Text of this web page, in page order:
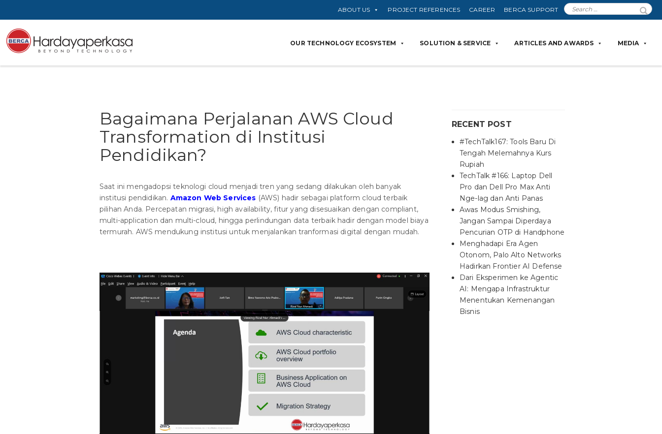
ABOUT US PROJECT REFERENCES CAREER BERCA SUPPORT
OUR TECHNOLOGY ECOSYSTEM SOLUTION & SERVICE ARTICLES AND AWARDS MEDIA
Bagaimana Perjalanan AWS Cloud
Transformation di Institusi
Pendidikan?
Saat ini mengadopsi teknologi cloud menjadi tren yang sedang dilakukan oleh banyak
institusi pendidikan. Amazon Web Services (AWS) hadir sebagai platform cloud terbaik
pilihan Anda. Percepatan migrasi, high availability, fitur yang disesuaikan dengan compliant,
multi-application dan multi-cloud, hingga perlindungan data terbaik hadir dengan model biaya
termurah. AWS mendukung institusi untuk menjalankan tranformasi digital dengan mudah.
RECENT POST
#TechTalk167: Tools Baru Di
Tengah Melemahnya Kurs
Rupiah
TechTalk #166: Laptop Dell
Pro dan Dell Pro Max Anti
Nge-lag dan Anti Panas
Awas Modus Smishing,
Jangan Sampai Diperdaya
Pencurian OTP di Handphone
Menghadapi Era Agen
Otonom, Palo Alto Networks
Hadirkan Frontier AI Defense
Dari Eksperimen ke Agentic
AI: Mengapa Infrastruktur
Menentukan Kemenangan
Bisnis